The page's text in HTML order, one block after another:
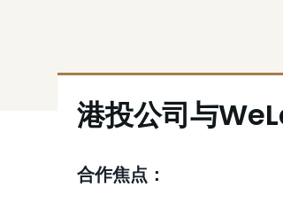
港投公司与
合作焦点：